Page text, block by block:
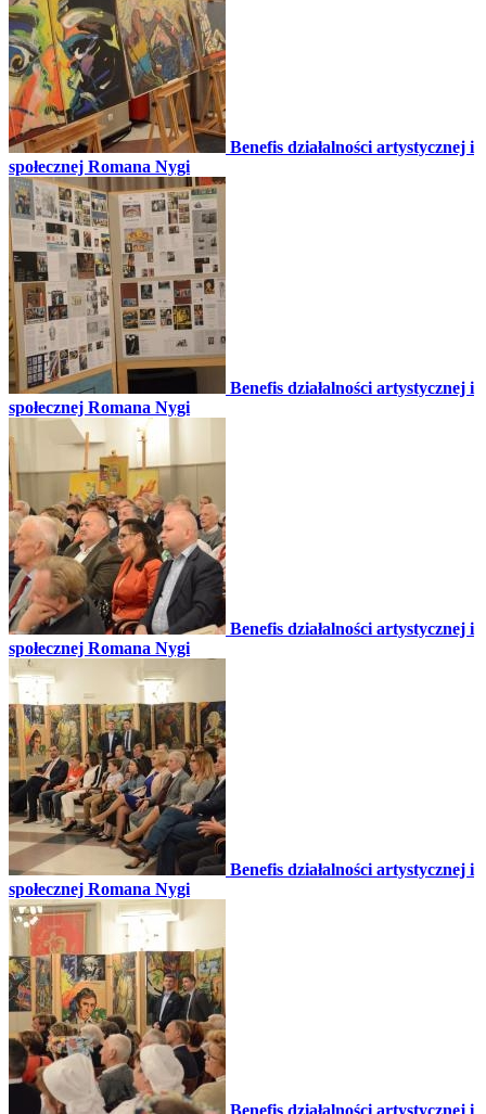
Benefis działalności artystycznej i
społecznej Romana Nygi
Benefis działalności artystycznej i
społecznej Romana Nygi
Benefis działalności artystycznej i
społecznej Romana Nygi
Benefis działalności artystycznej i
społecznej Romana Nygi
Benefis działalności artystycznej i